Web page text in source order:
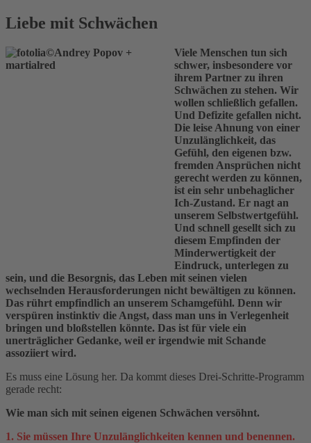
Liebe mit Schwächen
Viele Menschen tun sich
schwer, insbesondere vor
ihrem Partner zu ihren
Schwächen zu stehen. Wir
wollen schließlich gefallen.
Und Defizite gefallen nicht.
Die leise Ahnung von einer
Unzulänglichkeit, das
Gefühl, den eigenen bzw.
fremden Ansprüchen nicht
gerecht werden zu können,
ist ein sehr unbehaglicher
Ich-Zustand. Er nagt an
unserem Selbstwertgefühl.
Und schnell gesellt sich zu
diesem Empfinden der
Minderwertigkeit der
Eindruck, unterlegen zu
sein, und die Besorgnis, das Leben mit seinen vielen
wechselnden Herausforderungen nicht bewältigen zu können.
Das rührt empfindlich an unserem Schamgefühl. Denn wir
verspüren instinktiv die Angst, dass man uns in Verlegenheit
bringen und bloßstellen könnte. Das ist für viele ein
unerträglicher Gedanke, weil er irgendwie mit Schande
assoziiert wird.
Es muss eine Lösung her. Da kommt dieses Drei-Schritte-Programm
gerade recht:
Wie man sich mit seinen eigenen Schwächen versöhnt.
1. Sie müssen Ihre Unzulänglichkeiten kennen und benennen.